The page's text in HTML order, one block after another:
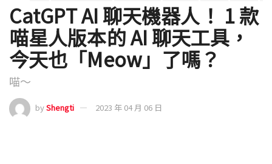
CatGPT AI 聊天機器人！ 1 款
喵星人版本的 AI 聊天工具，
今天也「Meow」了嗎？
喵～
byShengti 2023 年 04 月 06 日